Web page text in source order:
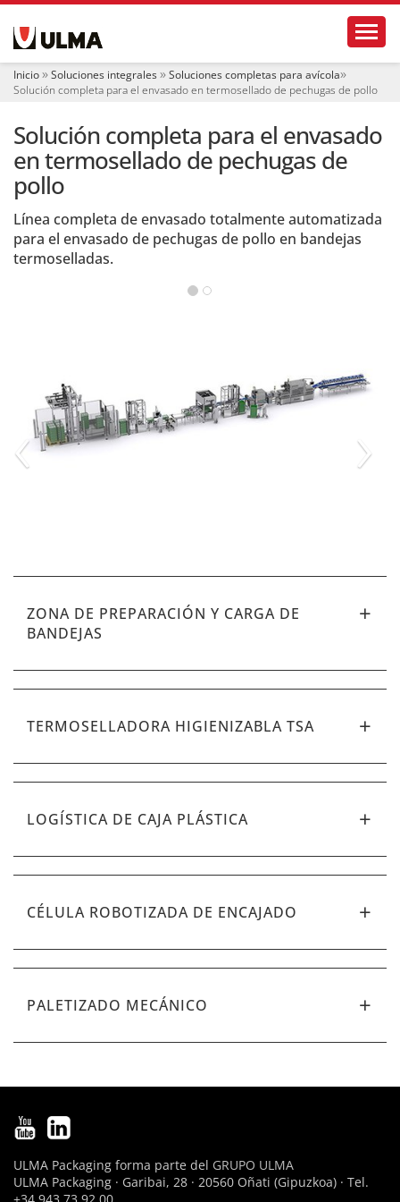
e Inicio Soluciones integrales
Soluciones completas para avícola
Solución completa para el envasado en termosellado de pechugas de pollo
Solución completa para el envasado
en termosellado de pechugas de
pollo
Línea completa de envasado totalmente automatizada
para el envasado de pechugas de pollo en bandejas
termoselladas.
‹ ›
ZONA DE PREPARACIÓN Y CARGA DE
BANDEJAS
TERMOSELLADORA HIGIENIZABLA TSA
LOGÍSTICA DE CAJA PLÁSTICA
CÉLULA ROBOTIZADA DE ENCAJADO
PALETIZADO MECÁNICO
ULMA Packaging forma parte del GRUPO ULMA
ULMA Packaging · Garibai, 28 · 20560 Oñati (Gipuzkoa) · Tel.